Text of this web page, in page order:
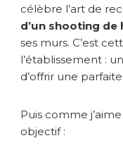
célèbre l’art de
d’un shooting
ses murs. C’est
l’établissement :
d’offrir une
Puis comme
objectif :